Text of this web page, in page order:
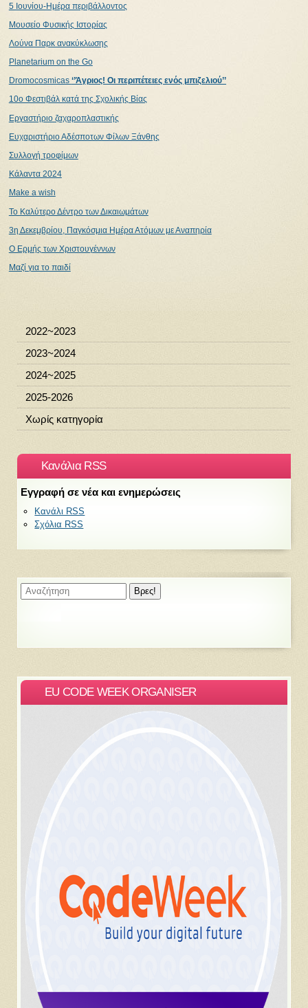
5 Ιουνίου-Ημέρα περιβάλλοντος
Μουσείο Φυσικής Ιστορίας
Λούνα Παρκ ανακύκλωσης
Planetarium on the Go
Dromocosmicas ‘’Άγριος! Οι περιπέτειες ενός μπιζελιού’’
10ο Φεστιβάλ κατά της Σχολικής Βίας
Εργαστήριο ζαχαροπλαστικής
Ευχαριστήριο Αδέσποτων Φίλων Ξάνθης
Συλλογή τροφίμων
Κάλαντα 2024
Make a wish
Το Καλύτερο Δέντρο των Δικαιωμάτων
3η Δεκεμβρίου, Παγκόσμια Ημέρα Ατόμων με Αναπηρία
Ο Ερμής των Χριστουγέννων
Μαζί για το παιδί
2022~2023
2023~2024
2024~2025
2025-2026
Χωρίς κατηγορία
Κανάλια RSS
Εγγραφή σε νέα και ενημερώσεις
Κανάλι RSS
Σχόλια RSS
EU CODE WEEK ORGANISER